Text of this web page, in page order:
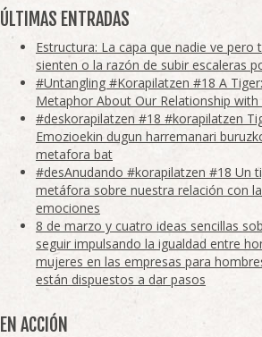
ÚLTIMAS ENTRADAS
Estructura: La capa que nadie ve pero
sienten o la razón de subir escaleras
#Untangling #Korapilatzen #18 A
Metaphor About Our Relationship
#deskorapilatzen #18 #korapilatzen
Emozioekin dugun harremanari
metafora bat
#desAnudando #korapilatzen #18 Un
metáfora sobre nuestra relación con
emociones
8 de marzo y cuatro ideas sencillas
seguir impulsando la igualdad entre
mujeres en las empresas para
están dispuestos a dar pasos
EN ACCIÓN